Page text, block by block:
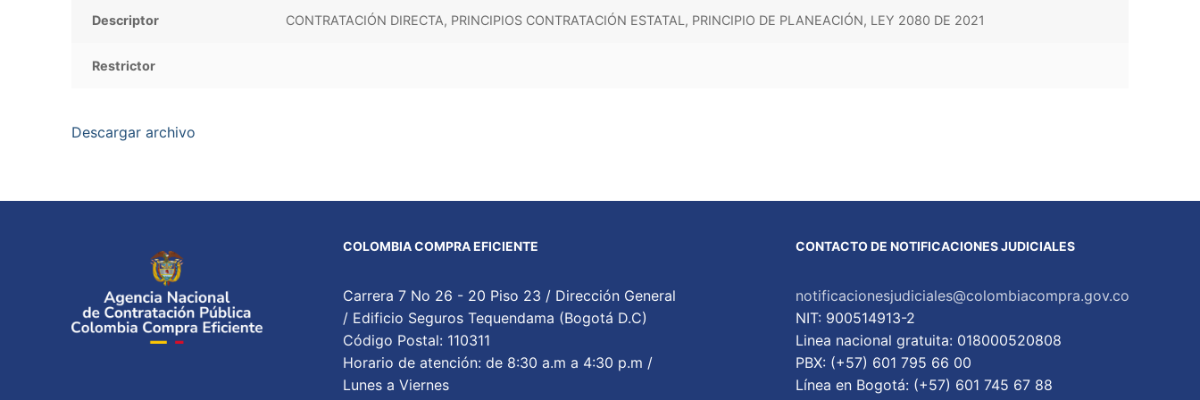
Descriptor CONTRATACIÓN DIRECTA, PRINCIPIOS CONTRATACIÓN ESTATAL, PRINCIPIO DE PLANEACIÓN, LEY 2080 DE 2021
Restrictor
Descargar archivo
COLOMBIA COMPRA EFICIENTE
Carrera 7 No 26 - 20 Piso 23 / Dirección General
/ Edificio Seguros Tequendama (Bogotá D.C)
Código Postal: 110311
Horario de atención: de 8:30 a.m a 4:30 p.m /
Lunes a Viernes
CONTACTO DE NOTIFICACIONES JUDICIALES
notificacionesjudiciales@colombiacompra.gov.co
NIT: 900514913-2
Linea nacional gratuita: 018000520808
PBX: (+57) 601 795 66 00
Lí­nea en Bogotá: (+57) 601 745 67 88